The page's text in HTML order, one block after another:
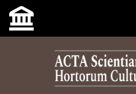
Skip to main navigation menu
Skip to main content
Skip to site footer